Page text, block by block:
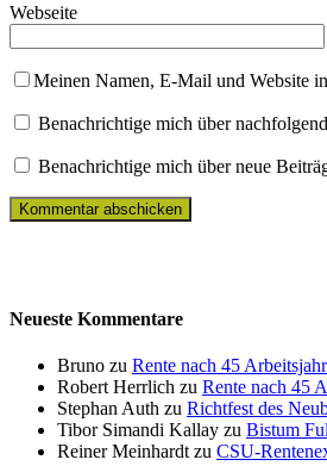
Webseite
Meinen Namen, E-Mail und Website
Benachrichtige mich über
Benachrichtige mich über neue
Neueste Kommentare
Bruno zu Rente nach 45
Robert Herrlich zu Rente nach 45
Stephan Auth zu Richtfest des
Tibor Simandi Kallay zu Bistum
Reiner Meinhardt zu CSU-